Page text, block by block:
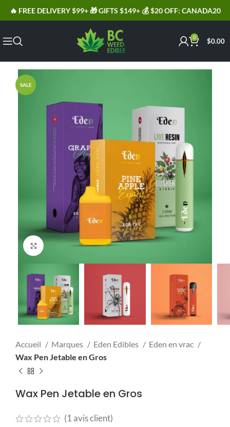
🔥 FREE DELIVERY $99+ 🎁 GIFTS $149+ 💰 $20 OFF: CANADA20
0 $0.00
SALE
Click to enlarge
Accueil Marques Eden Edibles
Eden en vrac
Wax Pen Jetable en Gros
Wax Pen Jetable en Gros
(1avis client)